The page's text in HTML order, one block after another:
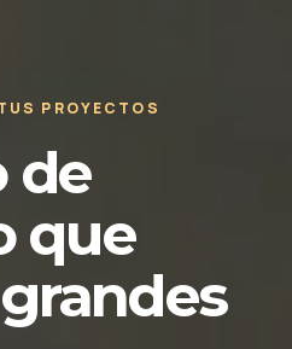
PROYECTOS
de
que